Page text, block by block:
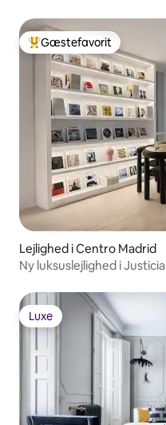
Bedste gæstefavorit
Gæstefavorit
Lejlighed i Centro Madrid
Ny luksuslejlighed i Justicia
Luxe
Luxe